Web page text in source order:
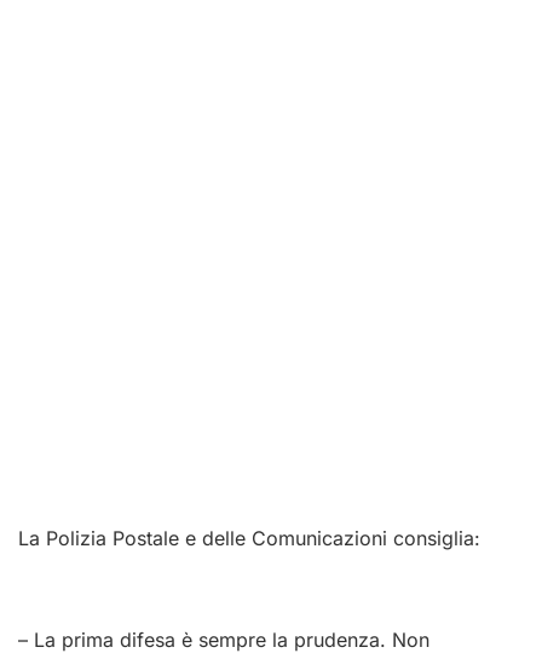
La Polizia Postale e delle Comunicazioni consiglia:
– La prima difesa è sempre la prudenza. Non